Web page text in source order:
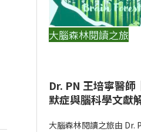
大腦森林閱讀之旅
Dr. PN 王培寧醫
默症與腦科學文獻
大腦森林閱讀之旅由 Dr.